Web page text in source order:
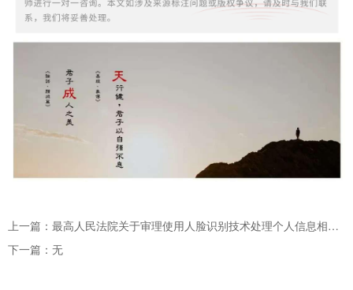
上一篇：最高人民法院关于审理使用人脸识别技术处理个人信息相关民事案件适用法律若干问题的规定
下一篇：无